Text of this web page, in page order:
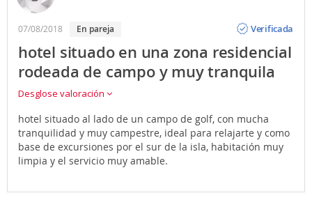
07/08/2018 en pareja
Verificada
hotel situado en una zona residencial
rodeada de campo y muy tranquila
Desglose valoración
hotel situado al lado de un campo de golf, con mucha
tranquilidad y muy campestre, ideal para relajarte y como
base de excursiones por el sur de la isla, habitación muy
limpia y el servicio muy amable.